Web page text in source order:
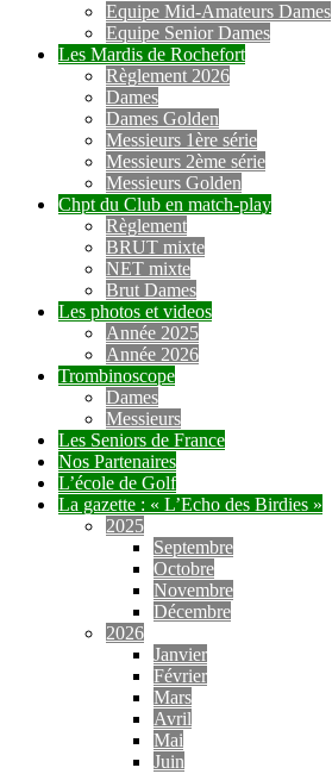
Equipe Mid-Amateurs Dames
Equipe Senior Dames
Les Mardis de Rochefort
Règlement 2026
Dames
Dames Golden
Messieurs 1ère série
Messieurs 2ème série
Messieurs Golden
Chpt du Club en match-play
Règlement
BRUT mixte
NET mixte
Brut Dames
Les photos et videos
Année 2025
Année 2026
Trombinoscope
Dames
Messieurs
Les Seniors de France
Nos Partenaires
L’école de Golf
La gazette : « L’Echo des Birdies »
2025
Septembre
Octobre
Novembre
Décembre
2026
Janvier
Février
Mars
Avril
Mai
Juin